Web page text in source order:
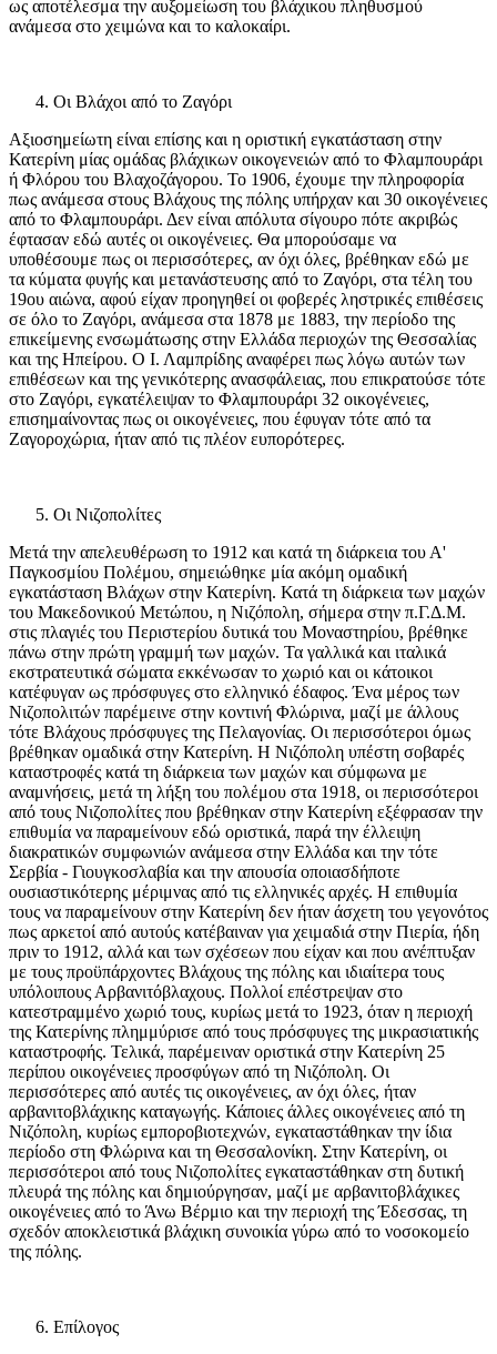
ως αποτέλεσμα την αυξομείωση του βλάχικου πληθυσμού
ανάμεσα στο χειμώνα και το καλοκαίρι.
Οι Βλάχοι από το Ζαγόρι
Αξιοσημείωτη είναι επίσης και η οριστική εγκατάσταση στην
Κατερίνη μίας ομάδας βλάχικων οικογενειών από το Φλαμπουράρι
ή Φλόρου του Βλαχοζάγορου. Το 1906, έχουμε την πληροφορία
πως ανάμεσα στους Βλάχους της πόλης υπήρχαν και 30 οικογένειες
από το Φλαμπουράρι. Δεν είναι απόλυτα σίγουρο πότε ακριβώς
έφτασαν εδώ αυτές οι οικογένειες. Θα μπορούσαμε να
υποθέσουμε πως οι περισσότερες, αν όχι όλες, βρέθηκαν εδώ με
τα κύματα φυγής και μετανάστευσης από το Ζαγόρι, στα τέλη του
19ου αιώνα, αφού είχαν προηγηθεί οι φοβερές ληστρικές επιθέσεις
σε όλο το Ζαγόρι, ανάμεσα στα 1878 με 1883, την περίοδο της
επικείμενης ενσωμάτωσης στην Ελλάδα περιοχών της Θεσσαλίας
και της Ηπείρου. Ο Ι. Λαμπρίδης αναφέρει πως λόγω αυτών των
επιθέσεων και της γενικότερης ανασφάλειας, που επικρατούσε τότε
στο Ζαγόρι, εγκατέλειψαν το Φλαμπουράρι 32 οικογένειες,
επισημαίνοντας πως οι οικογένειες, που έφυγαν τότε από τα
Ζαγοροχώρια, ήταν από τις πλέον ευπορότερες.
Οι Νιζοπολίτες
Μετά την απελευθέρωση το 1912 και κατά τη διάρκεια του Α'
Παγκοσμίου Πολέμου, σημειώθηκε μία ακόμη ομαδική
εγκατάσταση Βλάχων στην Κατερίνη. Κατά τη διάρκεια των μαχών
του Μακεδονικού Μετώπου, η Νιζόπολη, σήμερα στην π.Γ.Δ.Μ.
στις πλαγιές του Περιστερίου δυτικά του Μοναστηρίου, βρέθηκε
πάνω στην πρώτη γραμμή των μαχών. Τα γαλλικά και ιταλικά
εκστρατευτικά σώματα εκκένωσαν το χωριό και οι κάτοικοι
κατέφυγαν ως πρόσφυγες στο ελληνικό έδαφος. Ένα μέρος των
Νιζοπολιτών παρέμεινε στην κοντινή Φλώρινα, μαζί με άλλους
τότε Βλάχους πρόσφυγες της Πελαγονίας. Οι περισσότεροι όμως
βρέθηκαν ομαδικά στην Κατερίνη. Η Νιζόπολη υπέστη σοβαρές
καταστροφές κατά τη διάρκεια των μαχών και σύμφωνα με
αναμνήσεις, μετά τη λήξη του πολέμου στα 1918, οι περισσότεροι
από τους Νιζοπολίτες που βρέθηκαν στην Κατερίνη εξέφρασαν την
επιθυμία να παραμείνουν εδώ οριστικά, παρά την έλλειψη
διακρατικών συμφωνιών ανάμεσα στην Ελλάδα και την τότε
Σερβία - Γιουγκοσλαβία και την απουσία οποιασδήποτε
ουσιαστικότερης μέριμνας από τις ελληνικές αρχές. Η επιθυμία
τους να παραμείνουν στην Κατερίνη δεν ήταν άσχετη του γεγονότος
πως αρκετοί από αυτούς κατέβαιναν για χειμαδιά στην Πιερία, ήδη
πριν το 1912, αλλά και των σχέσεων που είχαν και που ανέπτυξαν
με τους προϋπάρχοντες Βλάχους της πόλης και ιδιαίτερα τους
υπόλοιπους Αρβανιτόβλαχους. Πολλοί επέστρεψαν στο
κατεστραμμένο χωριό τους, κυρίως μετά το 1923, όταν η περιοχή
της Κατερίνης πλημμύρισε από τους πρόσφυγες της μικρασιατικής
καταστροφής. Τελικά, παρέμειναν οριστικά στην Κατερίνη 25
περίπου οικογένειες προσφύγων από τη Νιζόπολη. Οι
περισσότερες από αυτές τις οικογένειες, αν όχι όλες, ήταν
αρβανιτοβλάχικης καταγωγής. Κάποιες άλλες οικογένειες από τη
Νιζόπολη, κυρίως εμποροβιοτεχνών, εγκαταστάθηκαν την ίδια
περίοδο στη Φλώρινα και τη Θεσσαλονίκη. Στην Κατερίνη, οι
περισσότεροι από τους Νιζοπολίτες εγκαταστάθηκαν στη δυτική
πλευρά της πόλης και δημιούργησαν, μαζί με αρβανιτοβλάχικες
οικογένειες από το Άνω Βέρμιο και την περιοχή της Έδεσσας, τη
σχεδόν αποκλειστικά βλάχικη συνοικία γύρω από το νοσοκομείο
της πόλης.
Επίλογος